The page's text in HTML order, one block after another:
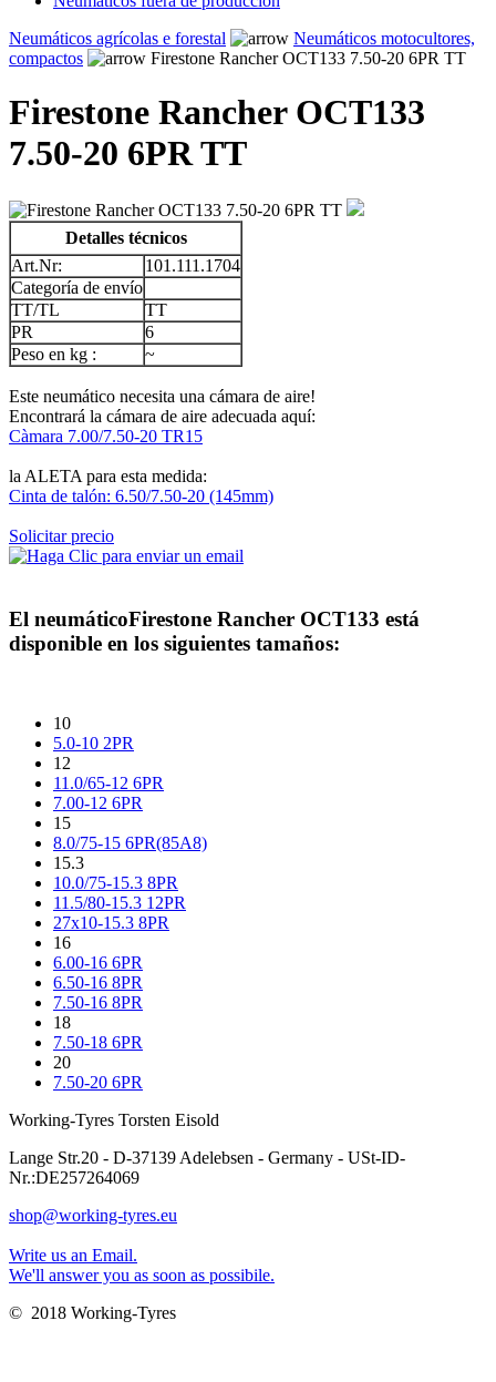
Neumáticos agrícolas e forestal
Neumáticos motocultores,
compactos
Firestone Rancher OCT133 7.50-20 6PR TT
Firestone Rancher OCT133
7.50-20 6PR TT
Detalles técnicos
Art.Nr:
101.111.1704
Categoría de envío
TT/TL
TT
PR
6
Peso en kg :
~
Este neumático necesita una cámara de aire!
Encontrará la cámara de aire adecuada aquí:
Càmara 7.00/7.50-20 TR15
la ALETA para esta medida:
Cinta de talón: 6.50/7.50-20 (145mm)
Solicitar precio
El neumáticoFirestone Rancher OCT133 está
disponible en los siguientes tamaños:
10
5.0-10 2PR
12
11.0/65-12 6PR
7.00-12 6PR
15
8.0/75-15 6PR(85A8)
15.3
10.0/75-15.3 8PR
11.5/80-15.3 12PR
27x10-15.3 8PR
16
6.00-16 6PR
6.50-16 8PR
7.50-16 8PR
18
7.50-18 6PR
20
7.50-20 6PR
Working-Tyres Torsten Eisold
Lange Str.20 - D-37139 Adelebsen - Germany - USt-ID-
Nr.:DE257264069
shop@working-tyres.eu
Write us an Email.
We'll answer you as soon as possibile.
© 2018 Working-Tyres